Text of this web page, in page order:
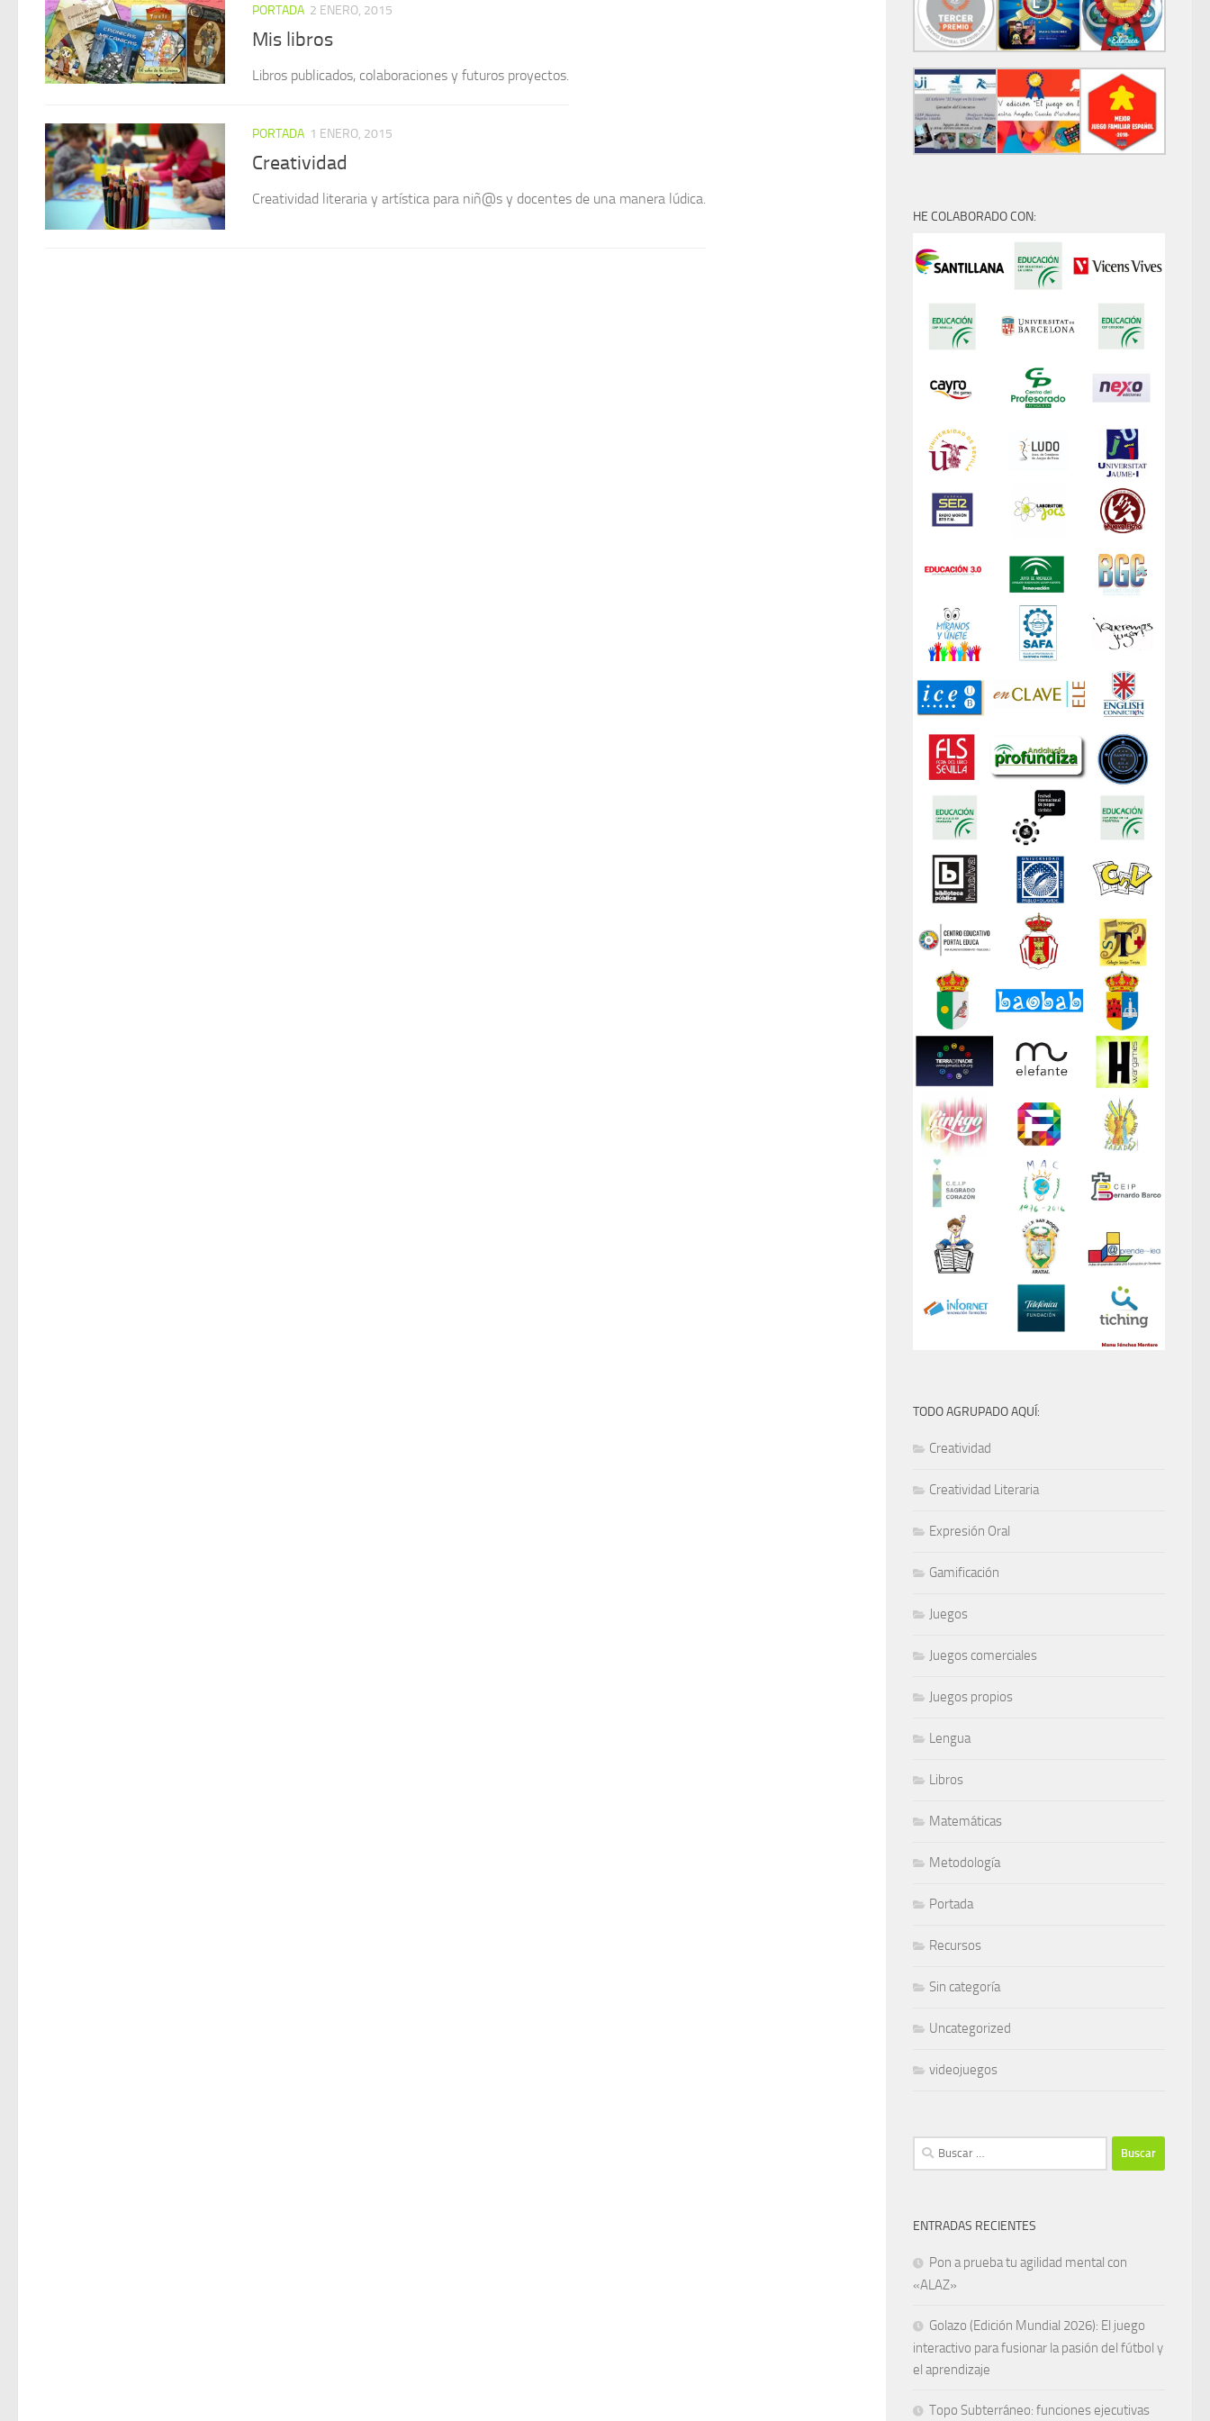
PORTADA 2 ENERO, 2015
Mis libros
Libros publicados, colaboraciones y futuros proyectos.
PORTADA 1 ENERO, 2015
Creatividad
Creatividad literaria y artística para niñ@s y docentes de una manera lúdica.
HE COLABORADO CON:
TODO AGRUPADO AQUÍ:
Creatividad
Creatividad Literaria
Expresión Oral
Gamificación
Juegos
Juegos comerciales
Juegos propios
Lengua
Libros
Matemáticas
Metodología
Portada
Recursos
Sin categoría
Uncategorized
videojuegos
Buscar:
ENTRADAS RECIENTES
Pon a prueba tu agilidad mental con
«ALAZ»
Golazo (Edición Mundial 2026): El juego
interactivo para fusionar la pasión del fútbol y
el aprendizaje
Topo Subterráneo: funciones ejecutivas